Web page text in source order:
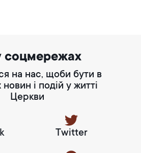
соцмережах
на нас, щоби бути в
новин і подій у житті
Церкви
Twitter